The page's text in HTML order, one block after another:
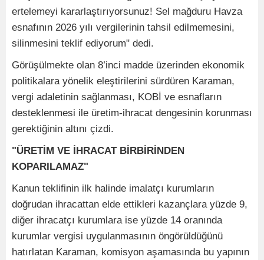
ertelemeyi kararlaştırıyorsunuz! Sel mağduru Havza
esnafının 2026 yılı vergilerinin tahsil edilmemesini,
silinmesini teklif ediyorum" dedi.
Görüşülmekte olan 8’inci madde üzerinden ekonomik
politikalara yönelik eleştirilerini sürdüren Karaman,
vergi adaletinin sağlanması, KOBİ ve esnafların
desteklenmesi ile üretim-ihracat dengesinin korunması
gerektiğinin altını çizdi.
"ÜRETİM VE İHRACAT BİRBİRİNDEN
KOPARILAMAZ"
Kanun teklifinin ilk halinde imalatçı kurumların
doğrudan ihracattan elde ettikleri kazançlara yüzde 9,
diğer ihracatçı kurumlara ise yüzde 14 oranında
kurumlar vergisi uygulanmasının öngörüldüğünü
hatırlatan Karaman, komisyon aşamasında bu yapının